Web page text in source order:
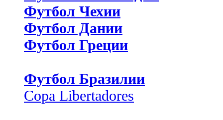
Футбол Чехии
Футбол Дании
Футбол Греции
Футбол Бразилии
Copa Libertadores